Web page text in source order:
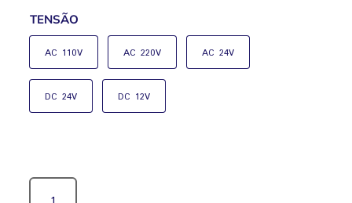
TENSÃO
AC 110V AC 220V AC 24V
DC 24V DC 12V
VÁLVULA